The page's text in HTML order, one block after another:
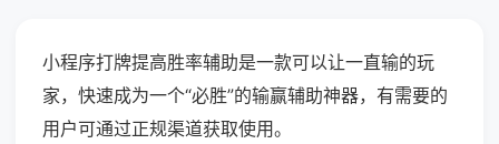
小程序打牌提高胜率辅助是一款可以让一直输的玩
家，快速成为一个“必胜”的输赢辅助神器，有需要的
用户可通过正规渠道获取使用。